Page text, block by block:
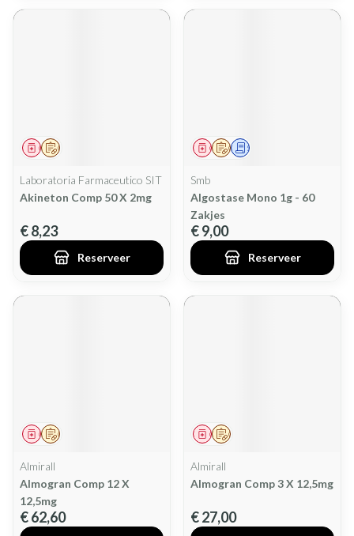
Op voorschrift
Geneesmiddel
Laboratoria Farmaceutico SIT
Akineton Comp 50 X 2mg
€ 8,23
Reserveer
Op voorschrift
GeneesmiddelSchriftelijke aanvraag
Smb
Algostase Mono 1g - 60
Zakjes
€ 9,00
Reserveer
Op voorschrift
Geneesmiddel
Almirall
Almogran Comp 12 X
12,5mg
€ 62,60
Op voorschrift
Geneesmiddel
Almirall
Almogran Comp 3 X 12,5mg
€ 27,00